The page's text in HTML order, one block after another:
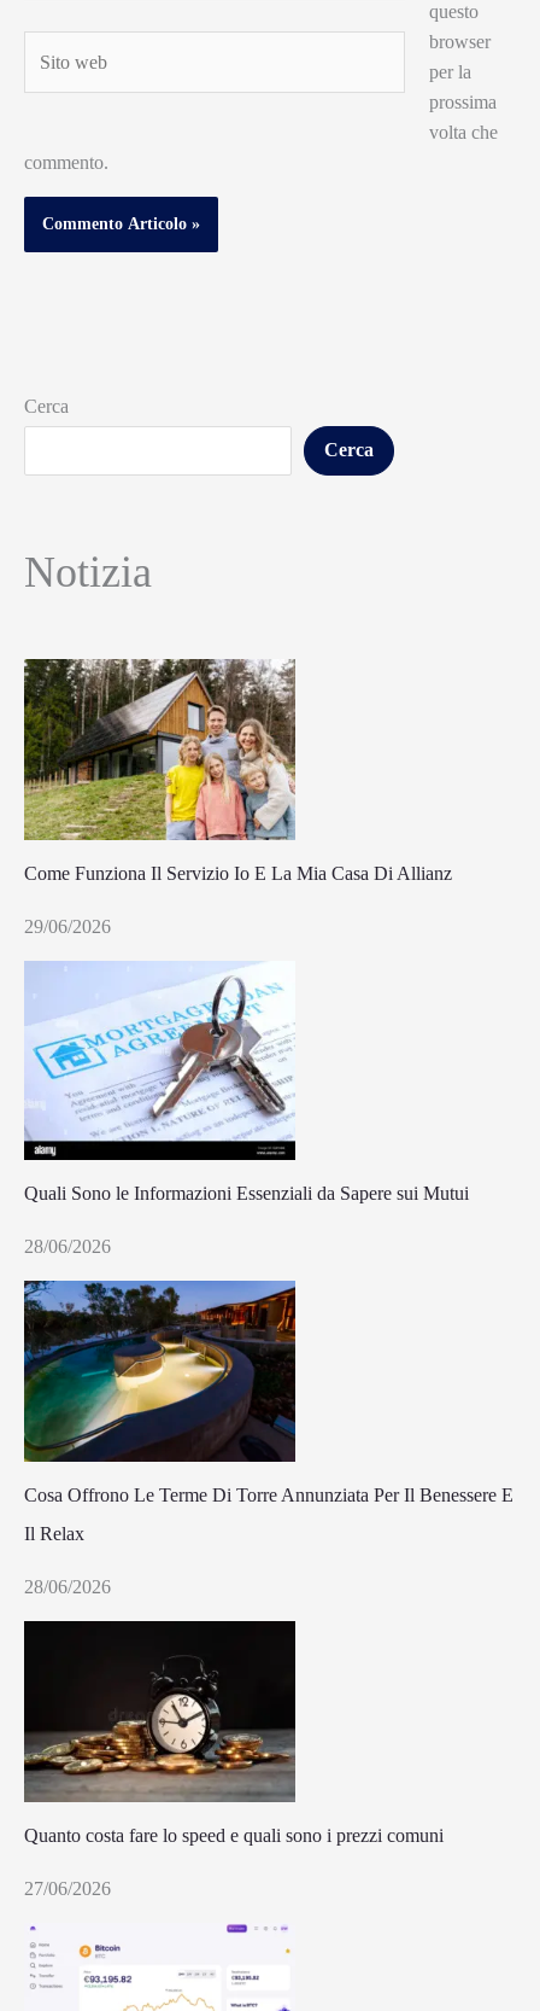
web
questo
browser
per la
prossima
volta che
commento.
Cerca
Cerca
Notizia
Come Funziona Il Servizio Io E La Mia Casa Di Allianz
29/06/2026
Quali Sono le Informazioni Essenziali da Sapere sui Mutui
28/06/2026
Cosa Offrono Le Terme Di Torre Annunziata Per Il Benessere E
Il Relax
28/06/2026
Quanto costa fare lo speed e quali sono i prezzi comuni
27/06/2026